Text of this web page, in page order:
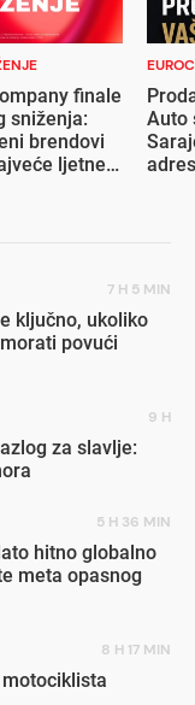
finale
sniženja:
brendovi
ljetne
Auto
7 H 5 MIN
ključno, ukoliko
povući
9 H
za slavlje:
5 H 36 MIN
hitno globalno
meta opasnog
8 H 17 MIN